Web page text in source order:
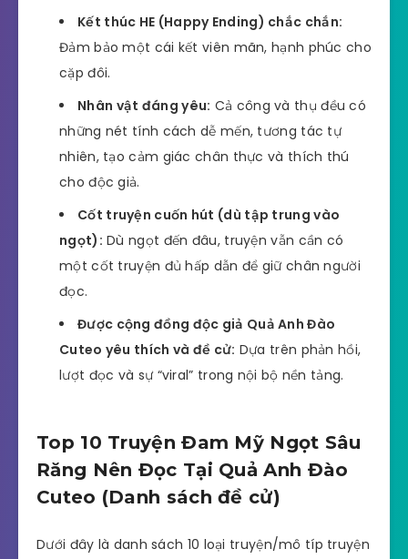
Kết thúc HE (Happy Ending) chắc chắn:
Đảm bảo một cái kết viên mãn, hạnh phúc cho
cặp đôi.
Nhân vật đáng yêu: Cả công và thụ đều có
những nét tính cách dễ mến, tương tác tự
nhiên, tạo cảm giác chân thực và thích thú
cho độc giả.
Cốt truyện cuốn hút (dù tập trung vào
ngọt): Dù ngọt đến đâu, truyện vẫn cần có
một cốt truyện đủ hấp dẫn để giữ chân người
đọc.
Được cộng đồng độc giả Quả Anh Đào
Cuteo yêu thích và đề cử: Dựa trên phản hồi,
lượt đọc và sự “viral” trong nội bộ nền tảng.
Top 10 Truyện Đam Mỹ Ngọt Sâu
Răng Nên Đọc Tại Quả Anh Đào
Cuteo (Danh sách đề cử)
Dưới đây là danh sách 10 loại truyện/mô típ truyện